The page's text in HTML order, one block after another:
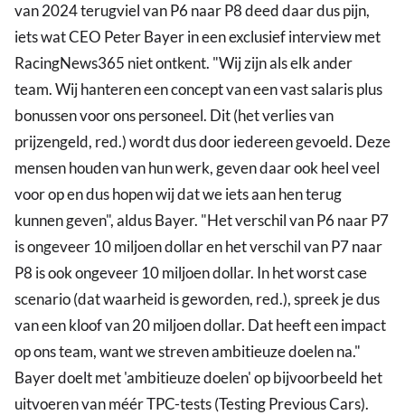
van 2024 terugviel van P6 naar P8 deed daar dus pijn,
iets wat CEO Peter Bayer in een exclusief interview met
RacingNews365 niet ontkent. "Wij zijn als elk ander
team. Wij hanteren een concept van een vast salaris plus
bonussen voor ons personeel. Dit (het verlies van
prijzengeld, red.) wordt dus door iedereen gevoeld. Deze
mensen houden van hun werk, geven daar ook heel veel
voor op en dus hopen wij dat we iets aan hen terug
kunnen geven", aldus Bayer. "Het verschil van P6 naar P7
is ongeveer 10 miljoen dollar en het verschil van P7 naar
P8 is ook ongeveer 10 miljoen dollar. In het worst case
scenario (dat waarheid is geworden, red.), spreek je dus
van een kloof van 20 miljoen dollar. Dat heeft een impact
op ons team, want we streven ambitieuze doelen na."
Bayer doelt met 'ambitieuze doelen' op bijvoorbeeld het
uitvoeren van méér TPC-tests (Testing Previous Cars).